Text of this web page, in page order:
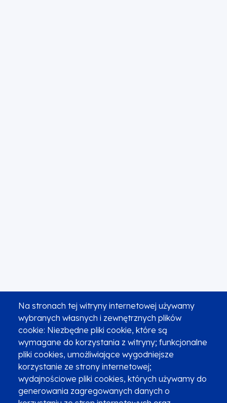
Na stronach tej witryny internetowej używamy
wybranych własnych i zewnętrznych plików
cookie: Niezbędne pliki cookie, które są
wymagane do korzystania z witryny; funkcjonalne
pliki cookies, umożliwiające wygodniejsze
korzystanie ze strony internetowej;
wydajnościowe pliki cookies, których używamy do
generowania zagregowanych danych o